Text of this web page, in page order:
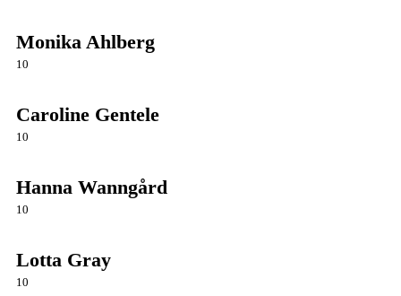
Monika Ahlberg
10
Caroline Gentele
10
Hanna Wanngård
10
Lotta Gray
10